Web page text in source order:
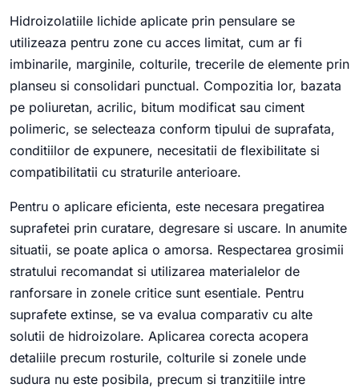
Hidroizolatiile lichide aplicate prin pensulare se
utilizeaza pentru zone cu acces limitat, cum ar fi
imbinarile, marginile, colturile, trecerile de elemente prin
planseu si consolidari punctual. Compozitia lor, bazata
pe poliuretan, acrilic, bitum modificat sau ciment
polimeric, se selecteaza conform tipului de suprafata,
conditiilor de expunere, necesitatii de flexibilitate si
compatibilitatii cu straturile anterioare.
Pentru o aplicare eficienta, este necesara pregatirea
suprafetei prin curatare, degresare si uscare. In anumite
situatii, se poate aplica o amorsa. Respectarea grosimii
stratului recomandat si utilizarea materialelor de
ranforsare in zonele critice sunt esentiale. Pentru
suprafete extinse, se va evalua comparativ cu alte
solutii de hidroizolare. Aplicarea corecta acopera
detaliile precum rosturile, colturile si zonele unde
sudura nu este posibila, precum si tranzitiile intre